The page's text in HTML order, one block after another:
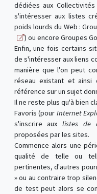
dédiées aux
s'intéresser aux listes
poids lourds du Web :
) ou encore Groupes
Enfin, une fois certains
de s'intéresser aux liens
manière que l'on peut
réseau existant et
référence sur un sujet
Il ne reste plus qu'à bien
Favoris (pour Internet
s'inscrire auxlistes de
proposées par les sites.
Commence alors une
qualité de telle ou
pertinentes, d'autres
» ou au contraire trop
de test peut alors se